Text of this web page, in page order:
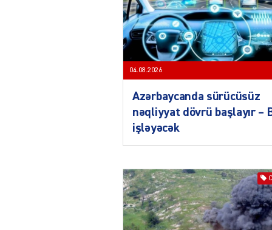
04.08.2026
Azərbaycanda sürücüsüz
nəqliyyat dövrü başlayır –
işləyəcək